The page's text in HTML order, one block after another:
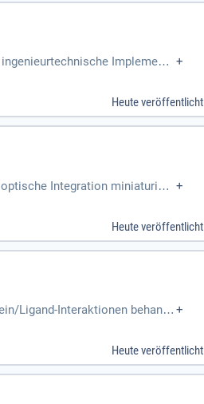
Implementi +
Heute veröffentlicht
Integration miniaturisie
in Teilzeit als auch in V
Dienstes. Bei DLR e
Zukunft durch nachhaltige Tech
+
Heute veröffentlicht
Ligand-Interaktionen behande +
Heute veröffentlicht